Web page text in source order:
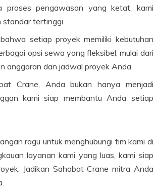
proses pengawasan yang ketat, kami
standar tertinggi.
setiap proyek memiliki kebutuhan
opsi sewa yang fleksibel, mulai dari
anggaran dan jadwal proyek Anda.
Crane, Anda bukan hanya menjadi
kami siap membantu Anda setiap
ragu untuk menghubungi tim kami di
layanan kami yang luas, kami siap
Jadikan Sahabat Crane mitra Anda